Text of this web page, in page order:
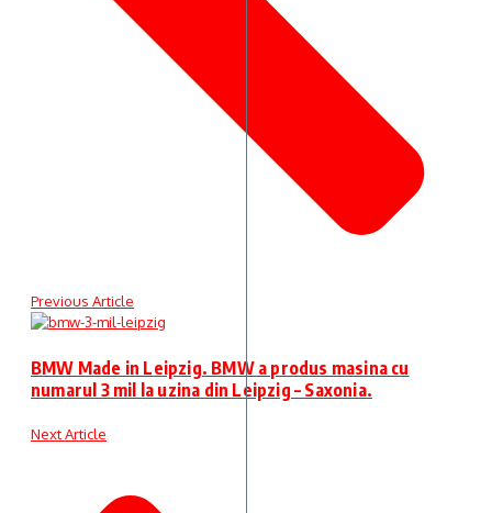
Previous Article
BMW Made in Leipzig. BMW a produs masina cu
numarul 3 mil la uzina din Leipzig – Saxonia.
Next Article